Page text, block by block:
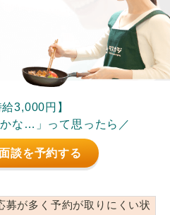
給3,000円】
な…」って思ったら／
談を予約する
募が多く予約が取りにくい状